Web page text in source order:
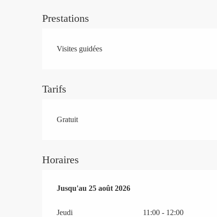
Prestations
Visites guidées
Tarifs
Gratuit
Horaires
Du2 juillet 2026au25 août 2026
Jusqu'au 25 août 2026
Jeudi 11:00 - 12:00